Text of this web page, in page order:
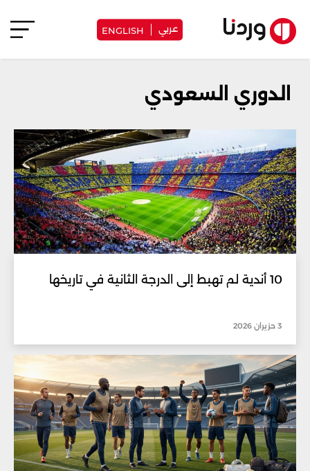
عربي ENGLISH
الدوري السعودي
10 أندية لم تهبط إلى الدرجة الثانية في تاريخها
3 حزيران 2026